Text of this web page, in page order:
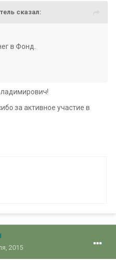
сказал:
в Фонд.
за активное участие в
2015